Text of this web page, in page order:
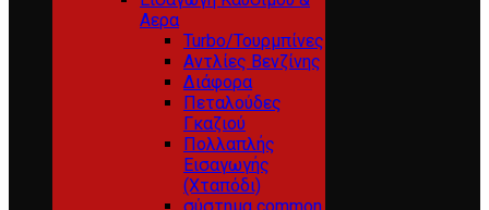
Αερα
Turbo/Τουρμπίνες
Αντλίες Βενζίνης
Διάφορα
Πεταλούδες
Γκαζιού
Πολλαπλής
Εισαγωγής
(Χταπόδι)